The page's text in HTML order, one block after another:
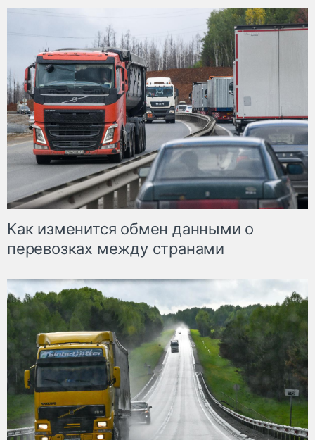
Как изменится обмен данными о
перевозках между странами